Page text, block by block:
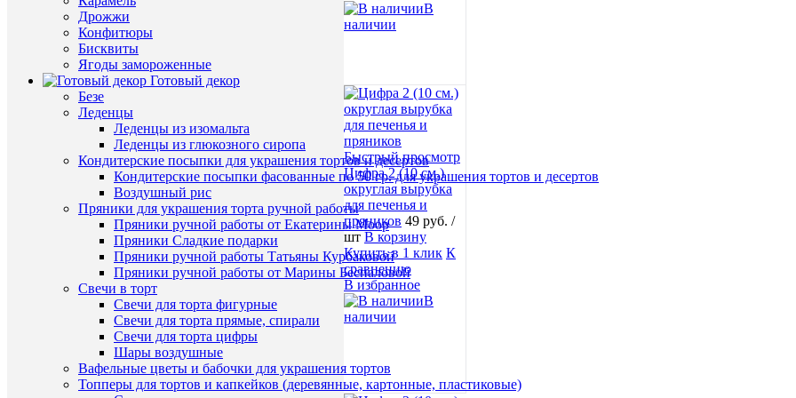
Дрожжи
Конфитюры
Бисквиты
Ягоды замороженные
Готовый декор
Безе
Леденцы
Леденцы из изомальта
Леденцы из глюкозного сиропа
Кондитерские посыпки для украшения тортов и десертов
Кондитерские посыпки фасованные по 50 гр. для украшения тортов и десертов
Воздушный рис
Пряники для украшения торта ручной работы
Пряники ручной работы от Екатерины Моор
Пряники Сладкие подарки
Пряники ручной работы Татьяны Курбаковой
Пряники ручной работы от Марины Беспаловой
Свечи в торт
Свечи для торта фигурные
Свечи для торта прямые, спирали
Свечи для торта цифры
Шары воздушные
Вафельные цветы и бабочки для украшения тортов
Топперы для тортов и капкейков (деревянные, картонные, пластиковые)
В
наличии
Быстрый просмотр
Цифра 2 (10 см.)
округлая вырубка
для печенья и
пряников 49 руб. /
шт В корзину
Купить в 1 клик К
сравнению
В избранное
В
наличии